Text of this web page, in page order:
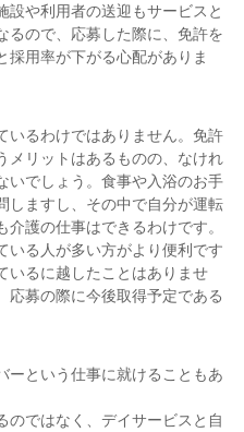
や利用者の送迎もサービスと
るので、応募した際に、免許を
採用率が下がる心配がありま
いるわけではありません。免許
メリットはあるものの、なけれ
いでしょう。食事や入浴のお手
しますし、その中で自分が運転
護の仕事はできるわけです。
いる人が多い方がより便利です
いるに越したことはありませ
応募の際に今後取得予定である
ーという仕事に就けることもあ
のではなく、デイサービスと自